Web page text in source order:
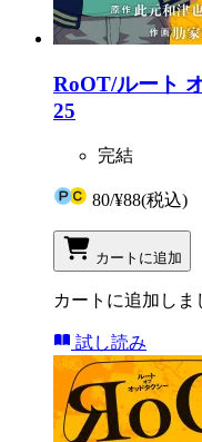
RoOT/ルート
25
完結
80/¥88(税込)
カートに追加
カートに追加しま
試し読み